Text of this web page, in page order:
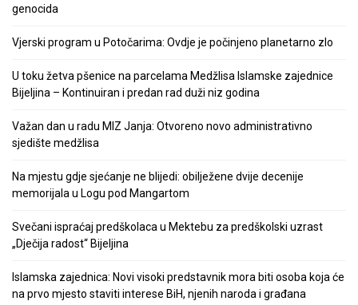
genocida
Vjerski program u Potočarima: Ovdje je počinjeno planetarno zlo
U toku žetva pšenice na parcelama Medžlisa Islamske zajednice
Bijeljina – Kontinuiran i predan rad duži niz godina
Važan dan u radu MIZ Janja: Otvoreno novo administrativno
sjedište medžlisa
Na mjestu gdje sjećanje ne blijedi: obilježene dvije decenije
memorijala u Logu pod Mangartom
Svečani ispraćaj predškolaca u Mektebu za predškolski uzrast
„Dječija radost“ Bijeljina
Islamska zajednica: Novi visoki predstavnik mora biti osoba koja će
na prvo mjesto staviti interese BiH, njenih naroda i građana